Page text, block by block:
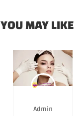
YOU MAY LIKE
Admin